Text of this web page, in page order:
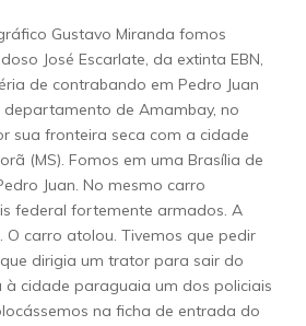
Gustavo Miranda fomos
José Escarlate, da extinta EBN,
de contrabando em Pedro Juan
de Amambay, no
sua fronteira seca com a cidade
(MS). Fomos em uma Brasília de
Juan. No mesmo carro
federal fortemente armados. A
O carro atolou. Tivemos que pedir
dirigia um trator para sair do
à cidade paraguaia um dos policiais
na ficha de entrada do